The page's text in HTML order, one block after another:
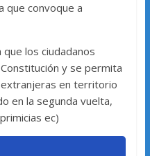
que convoque a
los ciudadanos
y se permita
en territorio
en la segunda vuelta,
ec)